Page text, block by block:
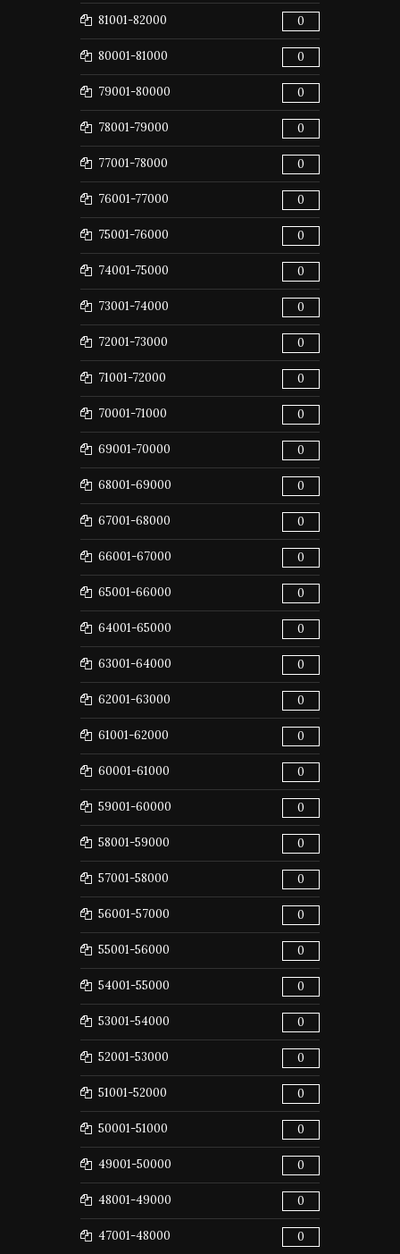
81001-82000 0
80001-81000 0
79001-80000 0
78001-79000 0
77001-78000 0
76001-77000 0
75001-76000 0
74001-75000 0
73001-74000 0
72001-73000 0
71001-72000 0
70001-71000 0
69001-70000 0
68001-69000 0
67001-68000 0
66001-67000 0
65001-66000 0
64001-65000 0
63001-64000 0
62001-63000 0
61001-62000 0
60001-61000 0
59001-60000 0
58001-59000 0
57001-58000 0
56001-57000 0
55001-56000 0
54001-55000 0
53001-54000 0
52001-53000 0
51001-52000 0
50001-51000 0
49001-50000 0
48001-49000 0
47001-48000 0